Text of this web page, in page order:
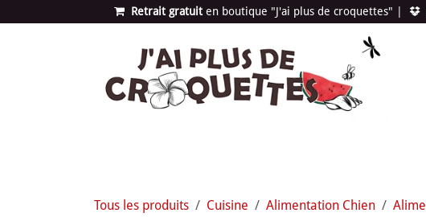
Se rendre au contenu Retrait gratuit en bou​​​​​​tique "J'ai plus de croquettes"
Tous les produits Cuisine Alimentation Chien